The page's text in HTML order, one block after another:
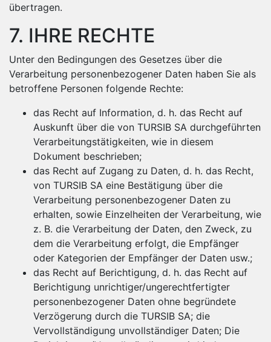
übertragen.
7. IHRE RECHTE
Unter den Bedingungen des Gesetzes über die
Verarbeitung personenbezogener Daten haben Sie als
betroffene Personen folgende Rechte:
das Recht auf Information, d. h. das Recht auf
Auskunft über die von TURSIB SA durchgeführten
Verarbeitungstätigkeiten, wie in diesem
Dokument beschrieben;
das Recht auf Zugang zu Daten, d. h. das Recht,
von TURSIB SA eine Bestätigung über die
Verarbeitung personenbezogener Daten zu
erhalten, sowie Einzelheiten der Verarbeitung, wie
z. B. die Verarbeitung der Daten, den Zweck, zu
dem die Verarbeitung erfolgt, die Empfänger
oder Kategorien der Empfänger der Daten usw.;
das Recht auf Berichtigung, d. h. das Recht auf
Berichtigung unrichtiger/ungerechtfertigter
personenbezogener Daten ohne begründete
Verzögerung durch die TURSIB SA; die
Vervollständigung unvollständiger Daten; Die